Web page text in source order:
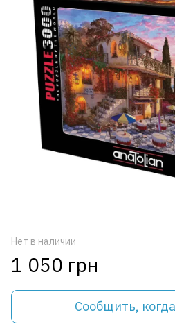
Нет в наличии
1 050 грн
Сообщить,